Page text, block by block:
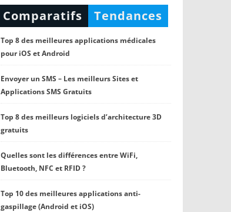
Comparatifs Tendances
Top 8 des meilleures applications médicales
pour iOS et Android
Envoyer un SMS – Les meilleurs Sites et
Applications SMS Gratuits
Top 8 des meilleurs logiciels d’architecture 3D
gratuits
Quelles sont les différences entre WiFi,
Bluetooth, NFC et RFID ?
Top 10 des meilleures applications anti-
gaspillage (Android et iOS)